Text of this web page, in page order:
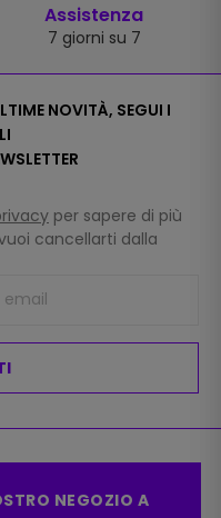
Assistenza
7 giorni su 7
NOVITÀ, SEGUI I
per sapere di più
cancellarti dalla
NEGOZIO A